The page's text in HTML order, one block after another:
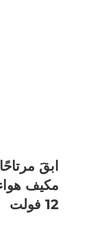
ابقَ
مكيف
12 فولت